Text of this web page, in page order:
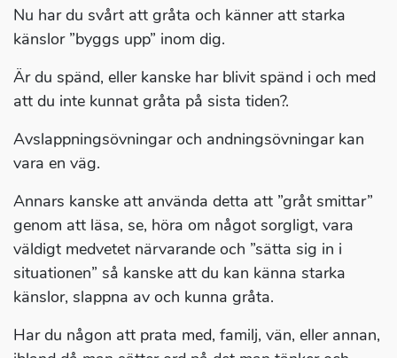
Nu har du svårt att gråta och känner att starka
känslor ”byggs upp” inom dig.
Är du spänd, eller kanske har blivit spänd i och med
att du inte kunnat gråta på sista tiden?.
Avslappningsövningar och andningsövningar kan
vara en väg.
Annars kanske att använda detta att ”gråt smittar”
genom att läsa, se, höra om något sorgligt, vara
väldigt medvetet närvarande och ”sätta sig in i
situationen” så kanske att du kan känna starka
känslor, slappna av och kunna gråta.
Har du någon att prata med, familj, vän, eller annan,